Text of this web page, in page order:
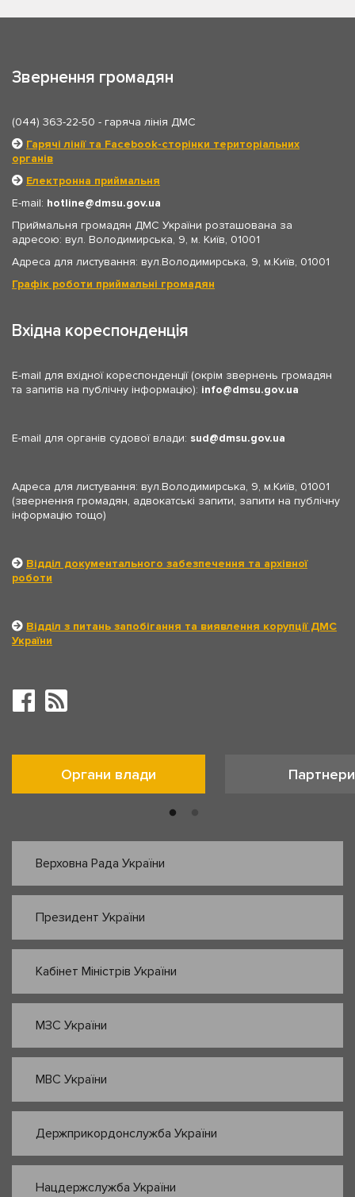
Звернення громадян
(044) 363-22-50 - гаряча лінія ДМС
Гарячі лінії та Facebook-сторінки територіальних
органів
Електронна приймальня
E-mail: hotline
dmsu.gov.ua
Приймальня громадян ДМС України розташована за
адресою: вул. Володимирська, 9, м. Київ, 01001
Адреса для листування: вул.Володимирська, 9, м.Київ, 01001
Графік роботи приймальні громадян
Вхідна кореспонденція
E-mail для вхідної кореспонденції (окрім звернень громадян
та запитів на публічну інформацію): info dmsu.gov.ua
E-mail для органів судової влади: sud dmsu.gov.ua
Адреса для листування: вул.Володимирська, 9, м.Київ, 01001
(звернення громадян, адвокатські запити, запити на публічну
інформацію тощо)
Відділ документального забезпечення та архівної
роботи
Відділ з питань запобігання та виявлення корупції ДМС
України
Органи влади Партнери
Верховна Рада України
Президент України
Кабінет Міністрів України
МЗС України
МВС України
Держприкордонслужба України
Нацдержслужба України